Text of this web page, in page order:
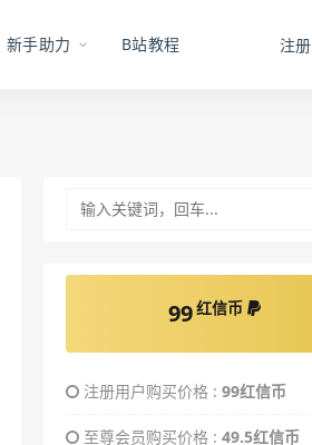
新手助力 B站教程 注册
99红信币
注册用户购买价格 : 99红信币
至尊会员购买价格 : 49.5红信币